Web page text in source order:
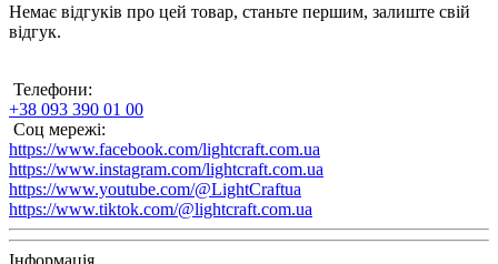
Немає відгуків про цей товар, станьте першим, залиште свій
відгук.
Телефони:
+38 093 390 01 00
Соц мережі:
https://www.facebook.com/lightcraft.com.ua
https://www.instagram.com/lightcraft.com.ua
https://www.youtube.com/@LightCraftua
https://www.tiktok.com/@lightcraft.com.ua
Інформація